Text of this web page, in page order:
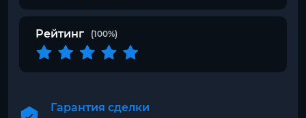
Рейтинг (100%)
Гарантия сделки